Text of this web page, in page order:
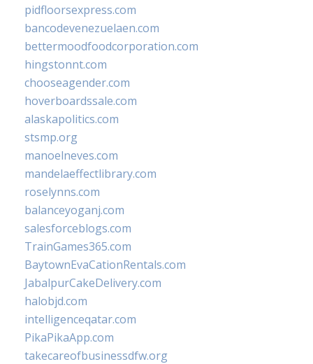
pidfloorsexpress.com
bancodevenezuelaen.com
bettermoodfoodcorporation.com
hingstonnt.com
chooseagender.com
hoverboardssale.com
alaskapolitics.com
stsmp.org
manoelneves.com
mandelaeffectlibrary.com
roselynns.com
balanceyoganj.com
salesforceblogs.com
TrainGames365.com
BaytownEvaCationRentals.com
JabalpurCakeDelivery.com
halobjd.com
intelligenceqatar.com
PikaPikaApp.com
takecareofbusinessdfw.org